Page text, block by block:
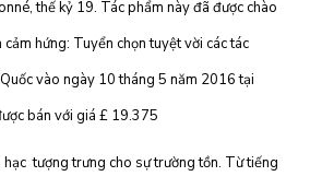
thế kỷ 19. Tác phẩm này đã được chào
hứng: Tuyển chọn tuyệt vời các tác
vào ngày 10 tháng 5 năm 2016 tại
bán với giá £ 19.375
tượng trưng cho sự trường tồn. Từ tiếng